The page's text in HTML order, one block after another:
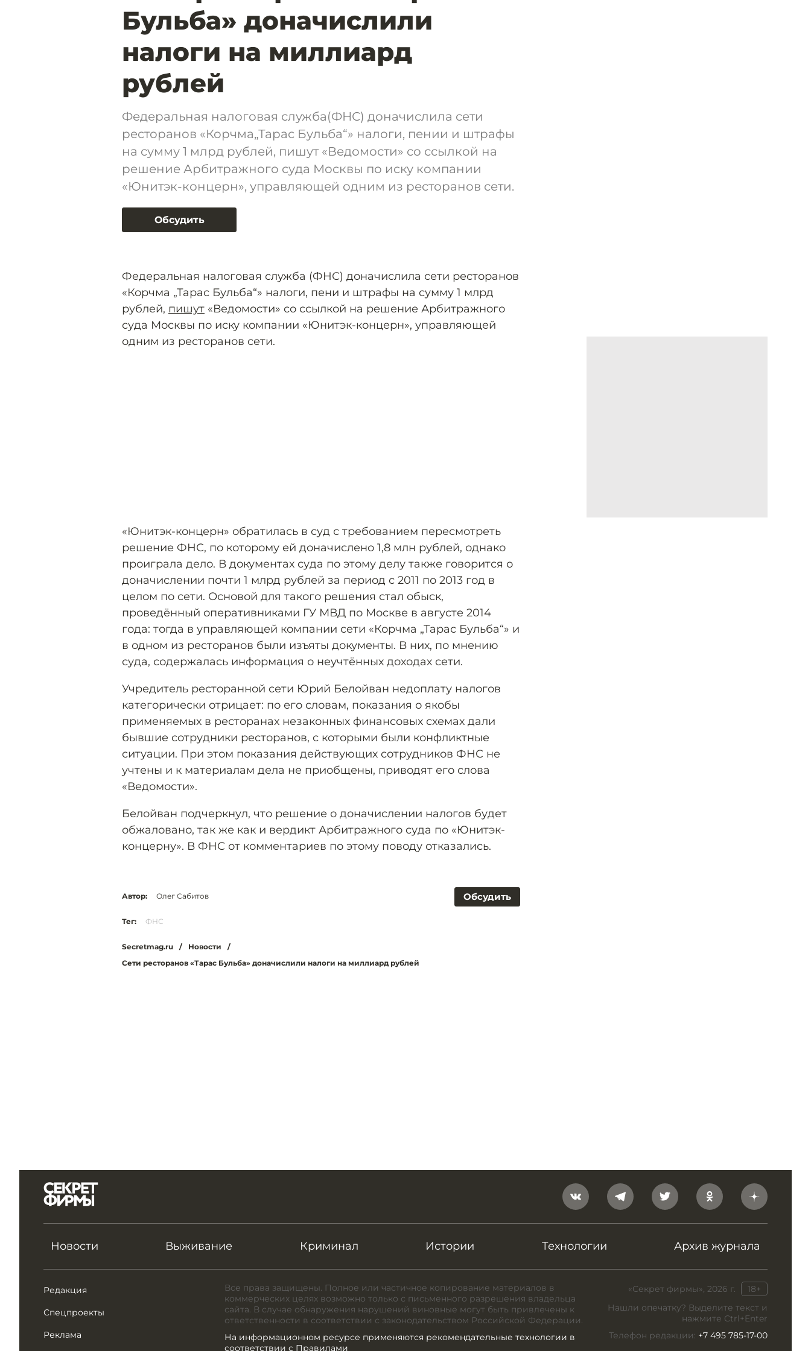
Бульба» доначислили
налоги на миллиард
рублей
Федеральная налоговая служба(ФНС) доначислила сети
ресторанов «Корчма„Тарас Бульба“» налоги, пении и штрафы
на сумму 1 млрд рублей, пишут «Ведомости» со ссылкой на
решение Арбитражного суда Москвы по иску компании
«Юнитэк-концерн», управляющей одним из ресторанов сети.
Обсудить
Федеральная налоговая служба (ФНС) доначислила сети ресторанов
«Корчма „Тарас Бульба“» налоги, пени и штрафы на сумму 1 млрд
рублей, пишут «Ведомости» со ссылкой на решение Арбитражного
суда Москвы по иску компании «Юнитэк-концерн», управляющей
одним из ресторанов сети.
«Юнитэк-концерн» обратилась в суд с требованием пересмотреть
решение ФНС, по которому ей доначислено 1,8 млн рублей, однако
проиграла дело. В документах суда по этому делу также говорится о
доначислении почти 1 млрд рублей за период с 2011 по 2013 год в
целом по сети. Основой для такого решения стал обыск,
проведённый оперативниками ГУ МВД по Москве в августе 2014
года: тогда в управляющей компании сети «Корчма „Тарас Бульба“» и
в одном из ресторанов были изъяты документы. В них, по мнению
суда, содержалась информация о неучтённых доходах сети.
Учредитель ресторанной сети Юрий Белойван недоплату налогов
категорически отрицает: по его словам, показания о якобы
применяемых в ресторанах незаконных финансовых схемах дали
бывшие сотрудники ресторанов, с которыми были конфликтные
ситуации. При этом показания действующих сотрудников ФНС не
учтены и к материалам дела не приобщены, приводят его слова
«Ведомости».
Белойван подчеркнул, что решение о доначислении налогов будет
обжаловано, так же как и вердикт Арбитражного суда по «Юнитэк-
концерну». В ФНС от комментариев по этому поводу отказались.
Обсудить
Автор: Олег Сабитов
Тег: ФНС
Secretmag.ru / Новости
/
Сети ресторанов «Тарас Бульба» доначислили налоги на миллиард рублей
Новости Выживание Криминал Истории Технологии Архив журнала
Редакция
Спецпроекты
Реклама
«Секрет фирмы», 2026 г.
18+
Нашли опечатку? Выделите текст и
нажмите Ctrl+Enter
Телефон редакции: +7 495 785-17-00
Все права защищены. Полное или частичное копирование материалов в
коммерческих целях возможно только с письменного разрешения владельца
сайта. В случае обнаружения нарушений виновные могут быть привлечены к
ответственности в соответствии с законодательством Российской Федерации.
На информационном ресурсе применяются рекомендательные технологии в
соответствии с Правилами